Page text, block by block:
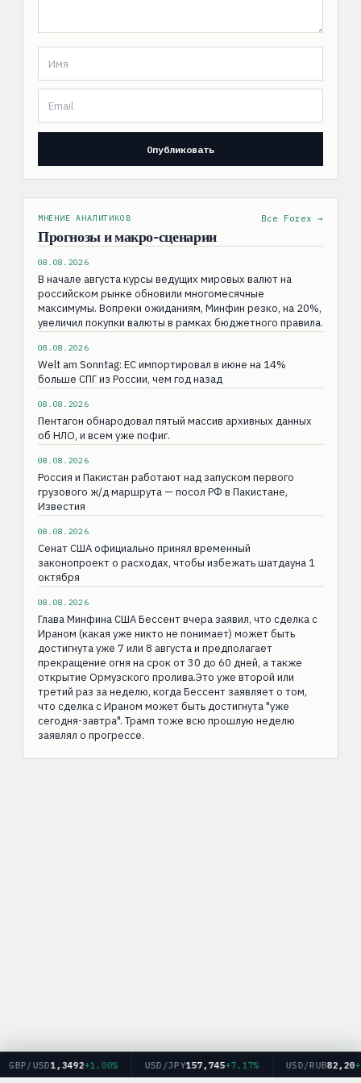
МНЕНИЕ АНАЛИТИКОВ
Прогнозы и макро-сценарии
Все Forex →
08.08.2026
В начале августа курсы ведущих мировых валют на
российском рынке обновили многомесячные
максимумы. Вопреки ожиданиям, Минфин резко, на 20%,
увеличил покупки валюты в рамках бюджетного правила.
08.08.2026
Welt am Sonntag: ЕС импортировал в июне на 14%
больше СПГ из России, чем год назад
08.08.2026
Пентагон обнародовал пятый массив архивных данных
об НЛО, и всем уже пофиг.
08.08.2026
Россия и Пакистан работают над запуском первого
грузового ж/д маршрута — посол РФ в Пакистане,
Известия
08.08.2026
Сенат США официально принял временный
законопроект о расходах, чтобы избежать шатдауна 1
октября
08.08.2026
Глава Минфина США Бессент вчера заявил, что сделка с
Ираном (какая уже никто не понимает) может быть
достигнута уже 7 или 8 августа и предполагает
прекращение огня на срок от 30 до 60 дней, а также
открытие Ормузского пролива.Это уже второй или
третий раз за неделю, когда Бессент заявляет о том,
что сделка с Ираном может быть достигнута "уже
сегодня-завтра". Трамп тоже всю прошлую неделю
заявлял о прогрессе.
USD1,3492+1.00% USD/JPY157,745+7.17% USD/RUB82,20